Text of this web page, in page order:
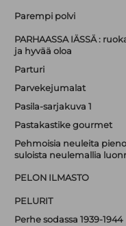
Parempi polvi
PARHAASSA IÄSSÄ :
ja hyvää oloa
Parturi
Parvekejumalat
Pasila-sarjakuva 1
Pastakastike gourmet
Pehmoisia neuleita
suloista neulemallia
PELON ILMASTO
PELURIT
Perhe sodassa 1939-1944